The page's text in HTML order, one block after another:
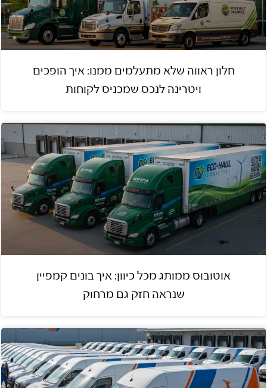
חלון ראווה שלא מתעלמים ממנו: איך הופכים
ויטרינה לנכס שמכניס לקוחות
אוטובוס ממותג מכל כיוון: איך בונים קמפיין
שנראה חזק גם מרחוק